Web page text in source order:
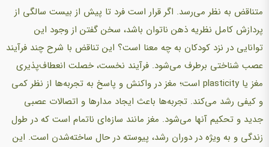
متناقض به نظر می‌رسد. اگر قرار است فرد تا پیش از بیست سالگی از
پردازش کامل نظریه ذهن ناتوان باشد، سخن گفتن از وجود این
توانایی در نزد کودکان به چه معنا است؟ این تناقض با شرح چند فرآیند
عصب شناختی برطرف می‌شود. فرآیند نخست، خصلت انعطاف‌پذیری
مغز یا plasticity است؛ مغز در واکنش و پاسخ به تجربه‌ها از نظر کمی
و کیفی رشد می‌کند. تجربه‌ها باعث ایجاد مدارها و اتصالات عصبی
جدید و تحکیم آنها می‌شود. مغز مانند سازه‌ای ناتمام است که در طول
زندگی و به ویژه در دوران رشد، پیوسته در حال ساخته‌شدن است. این